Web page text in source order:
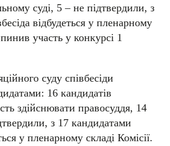
суді, 5 – не підтвердили, з
відбудеться у пленарному
участь у конкурсі 1
суду співбесіди
16 кандидатів
здійснювати правосуддя, 14
з 17 кандидатами
у пленарному складі Комісії.